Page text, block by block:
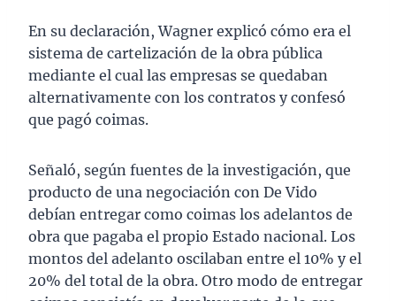
En su declaración, Wagner explicó cómo era el
sistema de cartelización de la obra pública
mediante el cual las empresas se quedaban
alternativamente con los contratos y confesó
que pagó coimas.
Señaló, según fuentes de la investigación, que
producto de una negociación con De Vido
debían entregar como coimas los adelantos de
obra que pagaba el propio Estado nacional. Los
montos del adelanto oscilaban entre el 10% y el
20% del total de la obra. Otro modo de entregar